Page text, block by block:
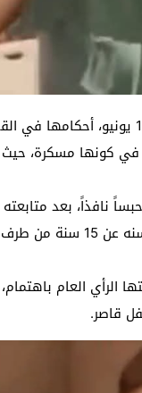
أصدرت المحكمة الابتدائية ببنسليمان، زوال
كونها مسكرة،
نافذاً، بعد
العمدي”، و”المشاركة في
العام
قاصر.